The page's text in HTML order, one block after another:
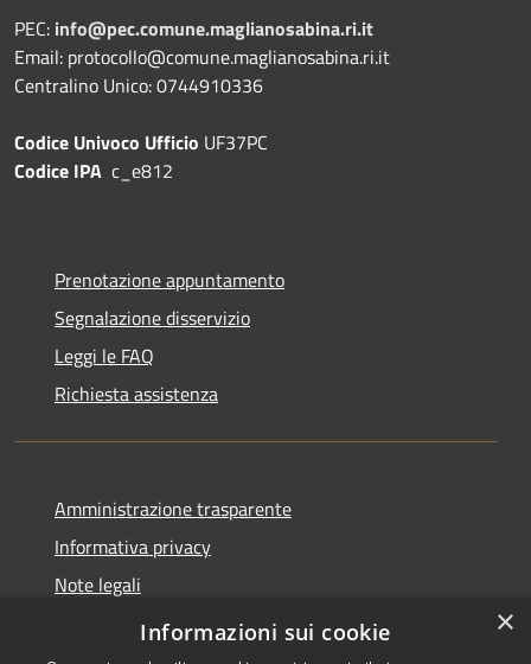
PEC: info@pec.comune.maglianosabina.ri.it
Email: protocollo@comune.maglianosabina.ri.it
Centralino Unico: 0744910336
Codice Univoco Ufficio UF37PC
Codice IPA c_e812
Prenotazione appuntamento
Segnalazione disservizio
Leggi le FAQ
Richiesta assistenza
Amministrazione trasparente
Informativa privacy
Note legali
Dichiarazione di accessibilità
×
Informazioni sui cookie